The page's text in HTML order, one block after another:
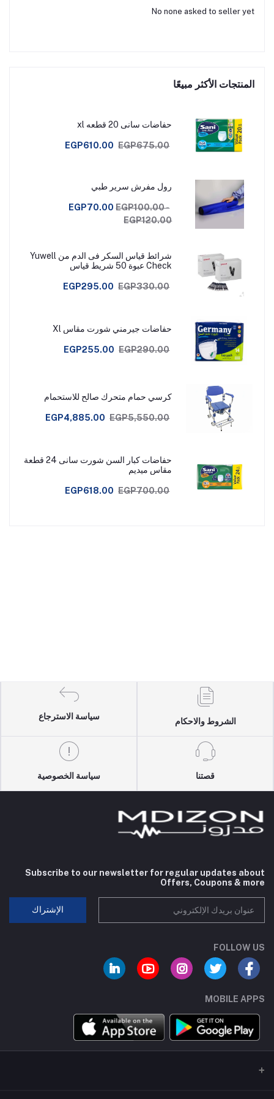
No none asked to seller yet
المنتجات الأكثر مبيعًا
حفاضات سانى 20 قطعه xl
EGP610.00 EGP675.00
رول مفرش سرير طبي
EGP70.00 EGP100.00 -
EGP120.00
شرائط قياس السكر فى الدم من Yuwell
Check عبوة 50 شريط قياس
EGP295.00 EGP330.00
حفاضات جيرمني شورت مقاس Xl
EGP255.00 EGP290.00
كرسي حمام متحرك صالح للاستحمام
EGP4,885.00 EGP5,550.00
حفاضات كبار السن شورت سانى 24 قطعة
مقاس ميديم
EGP618.00 EGP700.00
الشروط والاحكام
سياسة الاسترجاع
قصتنا سياسة الخصوصية
Subscribe to our newsletter for regular updates about
Offers, Coupons & more
الإشتراك
FOLLOW US
MOBILE APPS